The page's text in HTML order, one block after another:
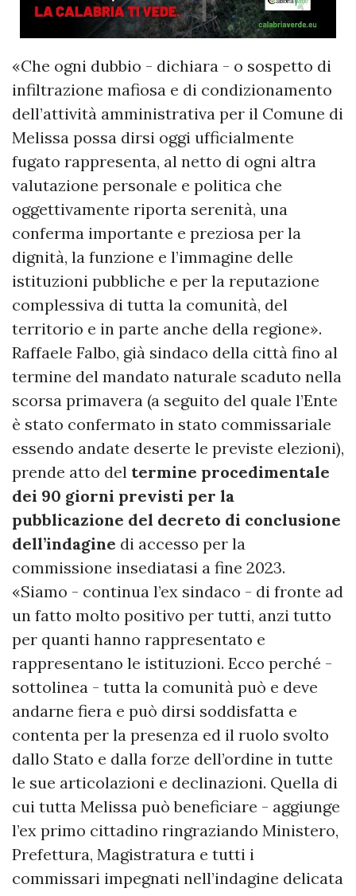
«Che ogni dubbio - dichiara - o sospetto di
infiltrazione mafiosa e di condizionamento
dell’attività amministrativa per il Comune di
Melissa possa dirsi oggi ufficialmente
fugato rappresenta, al netto di ogni altra
valutazione personale e politica che
oggettivamente riporta serenità, una
conferma importante e preziosa per la
dignità, la funzione e l’immagine delle
istituzioni pubbliche e per la reputazione
complessiva di tutta la comunità, del
territorio e in parte anche della regione».
Raffaele Falbo, già sindaco della città fino al
termine del mandato naturale scaduto nella
scorsa primavera (a seguito del quale l’Ente
è stato confermato in stato commissariale
essendo andate deserte le previste elezioni),
prende atto del termine procedimentale
dei 90 giorni previsti per la
pubblicazione del decreto di conclusione
dell’indagine di accesso per la
commissione insediatasi a fine 2023.
«Siamo - continua l’ex sindaco - di fronte ad
un fatto molto positivo per tutti, anzi tutto
per quanti hanno rappresentato e
rappresentano le istituzioni. Ecco perché -
sottolinea - tutta la comunità può e deve
andarne fiera e può dirsi soddisfatta e
contenta per la presenza ed il ruolo svolto
dallo Stato e dalla forze dell’ordine in tutte
le sue articolazioni e declinazioni. Quella di
cui tutta Melissa può beneficiare - aggiunge
l’ex primo cittadino ringraziando Ministero,
Prefettura, Magistratura e tutti i
commissari impegnati nell’indagine delicata